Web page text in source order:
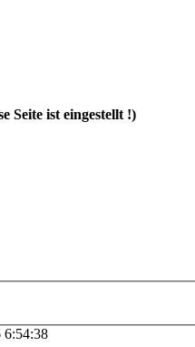
Seite ist eingestellt !)